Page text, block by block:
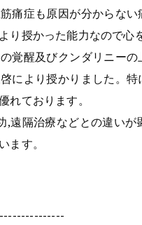
痛症も原因が分からな
授かった能力なので心
覚醒及びクンダリニー
により授かりました。
れております。
遠隔治療などとの違い
ます。